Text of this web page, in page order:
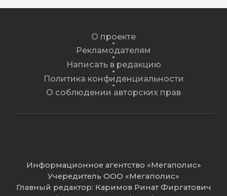
О проекте
Рекламодателям
Написать в редакцию
Политика конфиденциальности
О соблюдении авторских прав
Информационное агентство «Мегаполис»
Учередитель ООО «Мегаполис»
Главный редактор: Каримов Ринат Фиргатович